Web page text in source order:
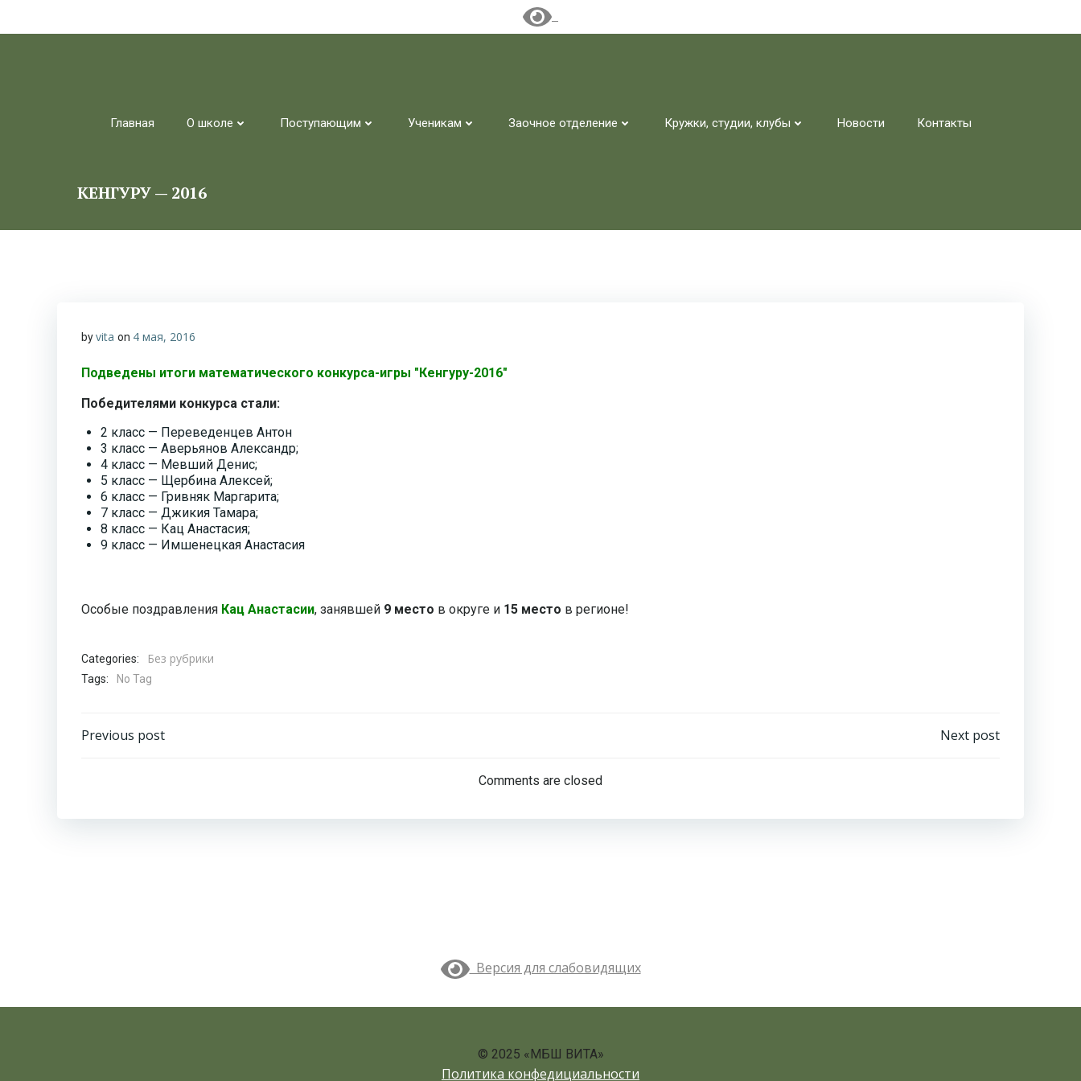
Главная О школе Поступающим Ученикам Заочное отделение Кружки, студии, клубы Новости Контакты
КЕНГУРУ — 2016
byvita on 4 мая, 2016
Подведены итоги математического конкурса-игры "Кенгуру-2016"
Победителями конкурса стали:
2 класс — Переведенцев Антон
3 класс — Аверьянов Александр;
4 класс — Мевший Денис;
5 класс — Щербина Алексей;
6 класс — Гривняк Маргарита;
7 класс — Джикия Тамара;
8 класс — Кац Анастасия;
9 класс — Имшенецкая Анастасия
Особые поздравления Кац Анастасии, занявшей 9 место в округе и 15 место в регионе!
Categories: Без рубрики
Tags: No Tag
Навигация
записям
Previous post
по
записям
Next post
Comments are closed
Версия для слабовидящих
© 2025 «МБШ ВИТА»
Политика конфедициальности